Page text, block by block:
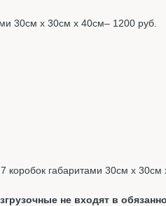
30см х 30см х 40см– 1200 руб.
коробок габаритами 30см х 30см
не входят в